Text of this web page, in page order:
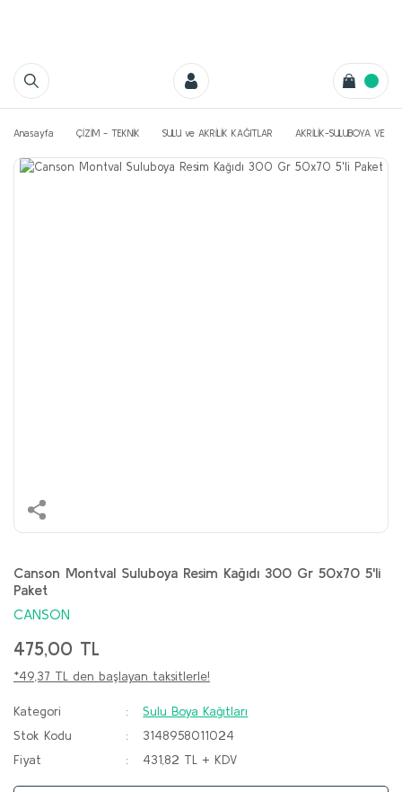
Anasayfa ÇİZİM - TEKNİK SULU ve AKRİLİK KAĞITLAR AKRİLİK-SULUBOYA VE
Canson Montval Suluboya Resim Kağıdı 300 Gr 50x70 5'li
Paket
CANSON
475,00 TL
*49,37 TL den başlayan taksitlerle!
Kategori
Sulu Boya Kağıtları
Stok Kodu
3148958011024
Fiyat
431,82 TL + KDV